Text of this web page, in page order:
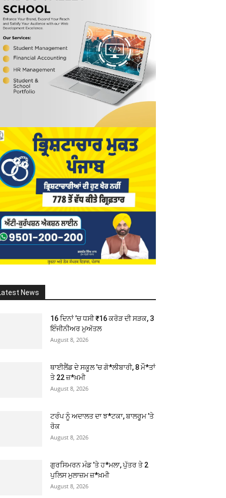
News
16 ਦਿਨਾਂ ’ਚ ਧਸੀ ₹16 ਕਰੋੜ ਦੀ ਸੜਕ, 3
ਇੰਜੀਨੀਅਰ ਮੁਅੱਤਲ
August 8, 2026
ਥਾਈਲੈਂਡ ਦੇ ਸਕੂਲ ’ਚ ਗੋ*ਲੀਬਾਰੀ, 8 ਮੌ*ਤਾਂ
ਤੇ 22 ਜ਼*ਖ਼ਮੀ
August 8, 2026
ਟਰੰਪ ਨੂੰ ਅਦਾਲਤ ਦਾ ਝ*ਟਕਾ, ਬਾਲਰੂਮ ’ਤੇ
ਰੋਕ
August 8, 2026
ਗੁਰਸਿਮਰਨ ਮੰਡ ’ਤੇ ਹ*ਮਲਾ, ਪੁੱਤਰ ਤੇ 2
ਪੁਲਿਸ ਮੁਲਾਜ਼ਮ ਜ਼*ਖ਼ਮੀ
August 8, 2026